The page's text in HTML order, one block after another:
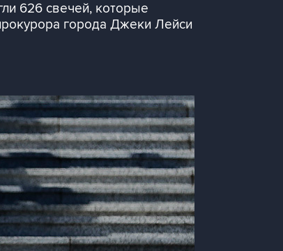
626 свечей, которые
города Джеки Лейси